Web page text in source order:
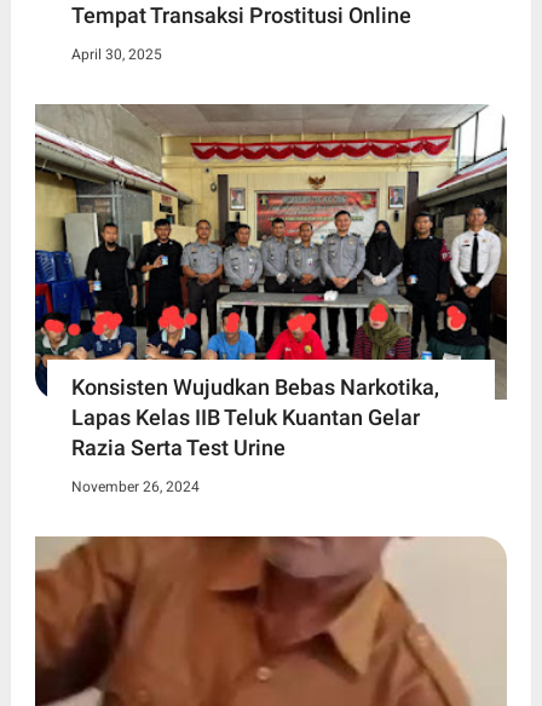
Tempat Transaksi Prostitusi Online
April 30, 2025
Konsisten Wujudkan Bebas Narkotika,
Lapas Kelas IIB Teluk Kuantan Gelar
Razia Serta Test Urine
November 26, 2024